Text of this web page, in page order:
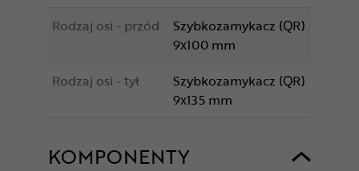
Rodzaj osi - przód
Szybkozamykacz (QR)
9x100 mm
Rodzaj osi - tył
Szybkozamykacz (QR)
9x135 mm
KOMPONENTY